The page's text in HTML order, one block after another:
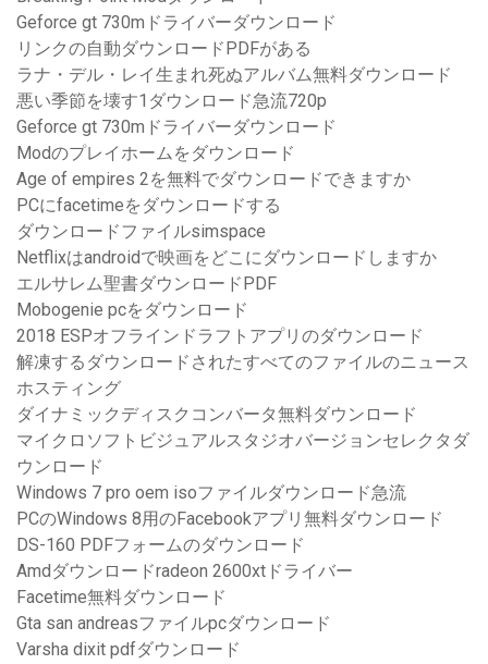
Geforce gt 730mドライバーダウンロード
リンクの自動ダウンロードPDFがある
ラナ・デル・レイ生まれ死ぬアルバム無料ダウンロード
悪い季節を壊す1ダウンロード急流720p
Geforce gt 730mドライバーダウンロード
Modのプレイホームをダウンロード
Age of empires 2を無料でダウンロードできますか
PCにfacetimeをダウンロードする
ダウンロードファイルsimspace
Netflixはandroidで映画をどこにダウンロードしますか
エルサレム聖書ダウンロードPDF
Mobogenie pcをダウンロード
2018 ESPオフラインドラフトアプリのダウンロード
解凍するダウンロードされたすべてのファイルのニュース
ホスティング
ダイナミックディスクコンバータ無料ダウンロード
マイクロソフトビジュアルスタジオバージョンセレクタダ
ウンロード
Windows 7 pro oem isoファイルダウンロード急流
PCのWindows 8用のFacebookアプリ無料ダウンロード
DS-160 PDFフォームのダウンロード
Amdダウンロードradeon 2600xtドライバー
Facetime無料ダウンロード
Gta san andreasファイルpcダウンロード
Varsha dixit pdfダウンロード